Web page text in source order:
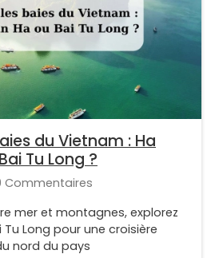
du Vietnam : Ha
Tu Long ?
Commentaires
mer et montagnes, explorez
Tu Long pour une croisière
nord du pays